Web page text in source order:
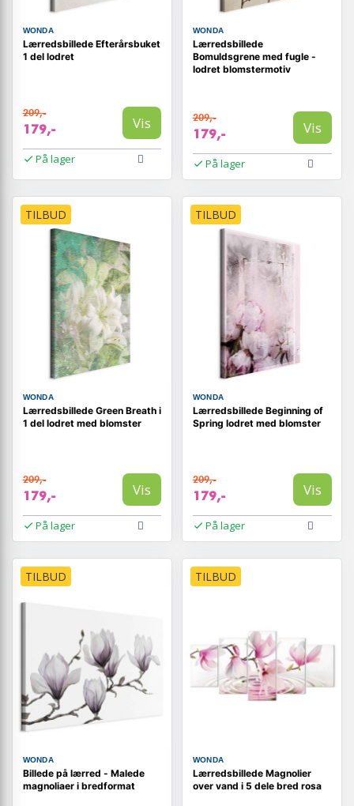
WONDA
Lærredsbillede Efterårsbuket
1 del lodret
209,-
179,- Vis
På lager
WONDA
Lærredsbillede
Bomuldsgrene med fugle -
lodret blomstermotiv
209,-
179,- Vis
På lager
TILBUD
WONDA
Lærredsbillede Green Breath i
1 del lodret med blomster
209,-
179,- Vis
På lager
TILBUD
WONDA
Lærredsbillede Beginning of
Spring lodret med blomster
209,-
179,- Vis
På lager
TILBUD
WONDA
Billede på lærred - Malede
magnoliaer i bredformat
TILBUD
WONDA
Lærredsbillede Magnolier
over vand i 5 dele bred rosa